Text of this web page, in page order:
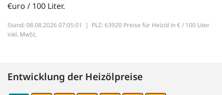
€uro / 100 Liter.
Stand: 08.08.2026 07:05:01 | PLZ: 63920 Preise für Heizöl in € / 100 Liter
inkl. MwSt.
Entwicklung der Heizölpreise